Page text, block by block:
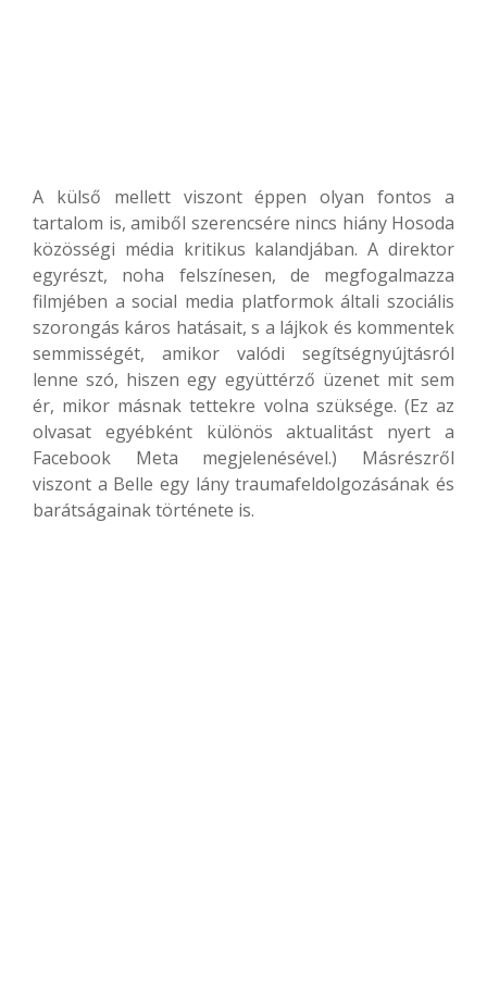
A külső mellett viszont éppen olyan fontos a
tartalom is, amiből szerencsére nincs hiány Hosoda
közösségi média kritikus kalandjában. A direktor
egyrészt, noha felszínesen, de megfogalmazza
filmjében a social media platformok általi szociális
szorongás káros hatásait, s a lájkok és kommentek
semmisségét, amikor valódi segítségnyújtásról
lenne szó, hiszen egy együttérző üzenet mit sem
ér, mikor másnak tettekre volna szüksége. (Ez az
olvasat egyébként különös aktualitást nyert a
Facebook Meta megjelenésével.) Másrészről
viszont a Belle egy lány traumafeldolgozásának és
barátságainak története is.